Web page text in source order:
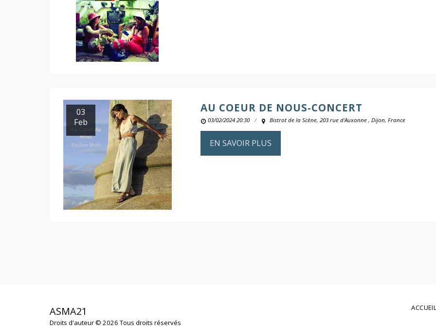
03
Feb
AU COEUR DE NOUS-CONCERT
03/02/2024 20:30 Bistrot de la Scène, 203 rue d'Auxonne , Dijon, France
EN SAVOIR PLUS
ASMA21
Droits d'auteur © 2026 Tous droits réservés